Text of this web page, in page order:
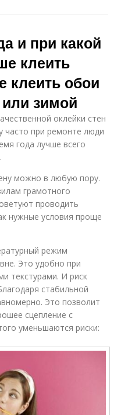
и при какой
клеить
клеить обои
зимой
оклейки стен
часто при ремонте люди
года лучше всего
можно в любую пору.
грамотного
проводить
нужные условия проще
режим
Это удобно при
текстурами. И риск
стабильной
Это позволит
сцепление с
уменьшаются риски: